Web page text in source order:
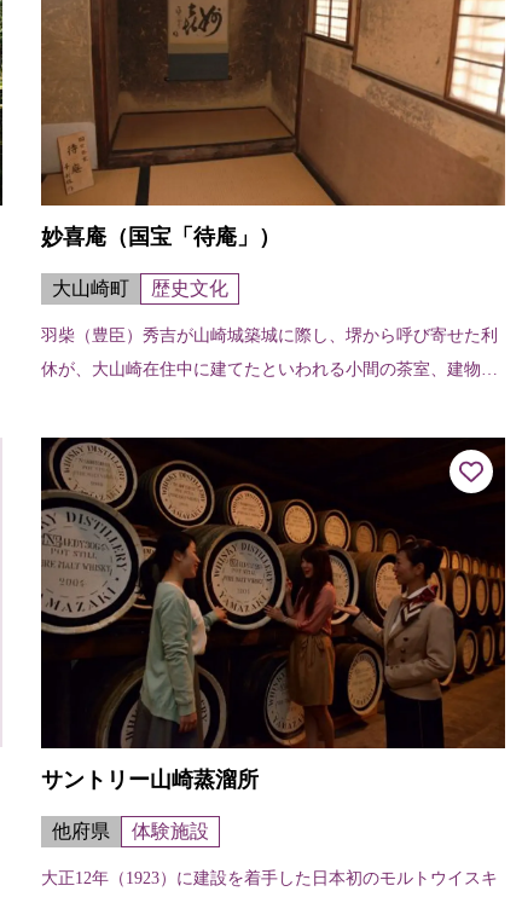
妙喜庵（国宝「待庵」）
大山崎町 歴史文化
羽柴（豊臣）秀吉が山崎城築城に際し、堺から呼び寄せた利
休が、大山崎在住中に建てたといわれる小間の茶室、建物の
で、茶室では例のない地下窓をあけて...
サントリー山崎蒸溜所
他府県 体験施設
大正12年（1923）に建設を着手した日本初のモルトウイスキ